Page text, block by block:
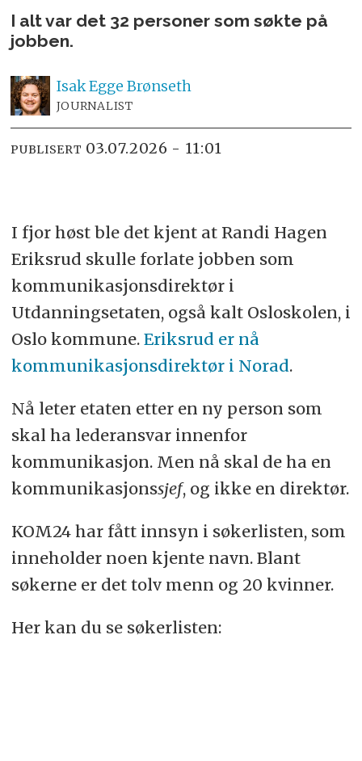
I alt var det 32 personer som søkte på
jobben.
IsakEgge Brønseth
JOURNALIST
PUBLISERT 03.07.2026 - 11:01
I fjor høst ble det kjent at Randi Hagen
Eriksrud skulle forlate jobben som
kommunikasjonsdirektør i
Utdanningsetaten, også kalt Osloskolen, i
Oslo kommune. Eriksrud er nå
kommunikasjonsdirektør i Norad.
Nå leter etaten etter en ny person som
skal ha lederansvar innenfor
kommunikasjon. Men nå skal de ha en
kommunikasjonssjef, og ikke en direktør.
KOM24 har fått innsyn i søkerlisten, som
inneholder noen kjente navn. Blant
søkerne er det tolv menn og 20 kvinner.
Her kan du se søkerlisten: